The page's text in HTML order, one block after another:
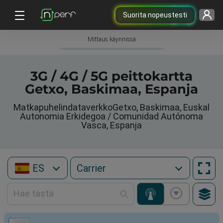
Suorita nopeustesti
Mittaus käynnissä
3G / 4G / 5G peittokartta
Getxo, Baskimaa, Espanja
MatkapuhelindataverkkoGetxo, Baskimaa, Euskal
Autonomia Erkidegoa / Comunidad Autónoma
Vasca, Espanja
ES